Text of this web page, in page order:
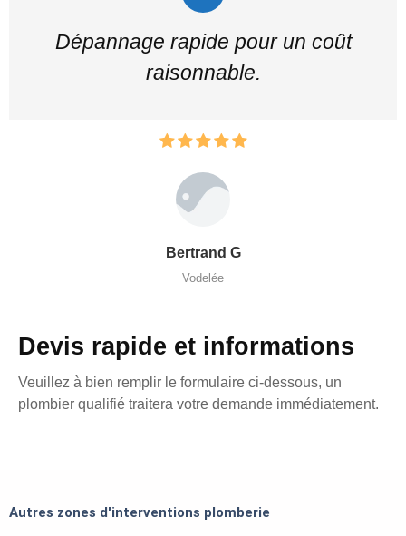
Dépannage rapide pour un coût
raisonnable.
Bertrand G
Vodelée
Devis rapide et informations
Veuillez à bien remplir le formulaire ci-dessous, un
plombier qualifié traitera votre demande immédiatement.
Autres zones d'interventions plomberie